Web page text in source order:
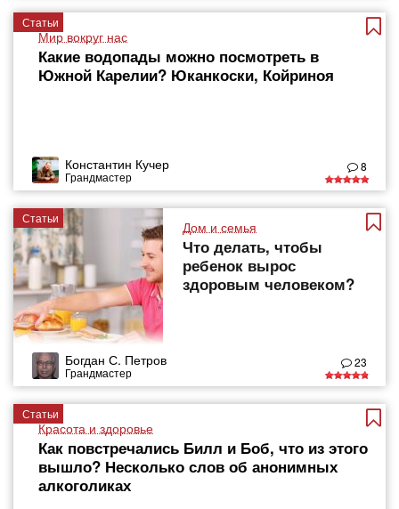
Статьи
Мир вокруг нас
Какие водопады можно посмотреть в
Южной Карелии? Юканкоски, Койриноя
Константин Кучер
Грандмастер
8
Статьи
Дом и семья
Что делать, чтобы
ребенок вырос
здоровым человеком?
Богдан С. Петров
Грандмастер
23
Статьи
Красота и здоровье
Как повстречались Билл и Боб, что из этого
вышло? Несколько слов об анонимных
алкоголиках